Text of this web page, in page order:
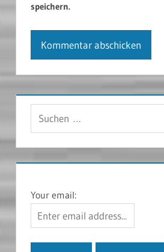
speichern.
Your email: